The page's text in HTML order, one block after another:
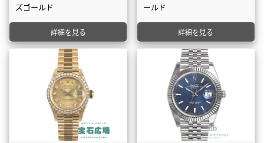
ズゴールド
詳細を見る
ールド
詳細を見る